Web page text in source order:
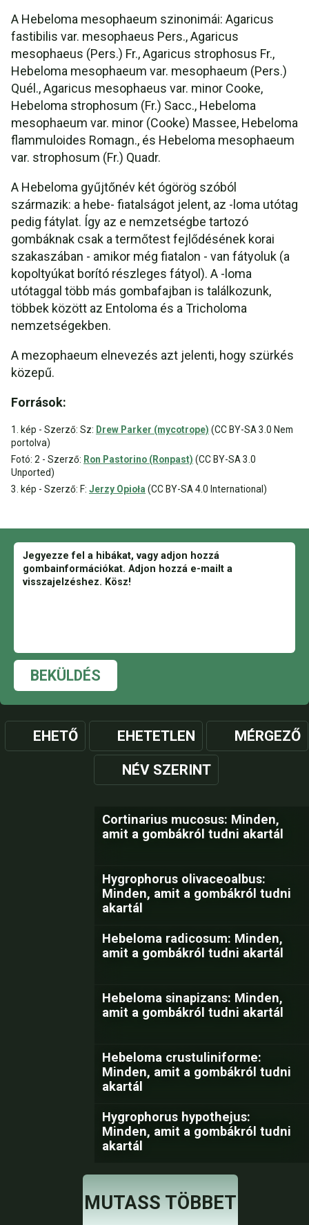
A Hebeloma mesophaeum szinonimái: Agaricus
fastibilis var. mesophaeus Pers., Agaricus
mesophaeus (Pers.) Fr., Agaricus strophosus Fr.,
Hebeloma mesophaeum var. mesophaeum (Pers.)
Quél., Agaricus mesophaeus var. minor Cooke,
Hebeloma strophosum (Fr.) Sacc., Hebeloma
mesophaeum var. minor (Cooke) Massee, Hebeloma
flammuloides Romagn., és Hebeloma mesophaeum
var. strophosum (Fr.) Quadr.
A Hebeloma gyűjtőnév két ógörög szóból
származik: a hebe- fiatalságot jelent, az -loma utótag
pedig fátylat. Így az e nemzetségbe tartozó
gombáknak csak a termőtest fejlődésének korai
szakaszában - amikor még fiatalon - van fátyoluk (a
kopoltyúkat borító részleges fátyol). A -loma
utótaggal több más gombafajban is találkozunk,
többek között az Entoloma és a Tricholoma
nemzetségekben.
A mezophaeum elnevezés azt jelenti, hogy szürkés
közepű.
Források:
1. kép - Szerző: Sz: Drew Parker (mycotrope) (CC BY-SA 3.0 Nem
portolva)
Fotó: 2 - Szerző: Ron Pastorino (Ronpast) (CC BY-SA 3.0
Unported)
3. kép - Szerző: F: Jerzy Opioła (CC BY-SA 4.0 International)
BEKÜLDÉS
EHETŐ EHETETLEN MÉRGEZŐ
NÉV SZERINT
Cortinarius mucosus: Minden,
amit a gombákról tudni akartál
Hygrophorus olivaceoalbus:
Minden, amit a gombákról tudni
akartál
Hebeloma radicosum: Minden,
amit a gombákról tudni akartál
Hebeloma sinapizans: Minden,
amit a gombákról tudni akartál
Hebeloma crustuliniforme:
Minden, amit a gombákról tudni
akartál
Hygrophorus hypothejus:
Minden, amit a gombákról tudni
akartál
MUTASS TÖBBET